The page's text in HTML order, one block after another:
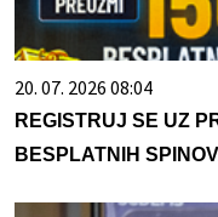
20. 07. 2026 08:04
REGISTRUJ SE UZ
BESPLATNIH